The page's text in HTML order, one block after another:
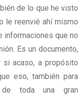
de lo que he visto
le reenvié ahí mismo
informaciones que no
Es un documento,
acaso, a propósito
eso, también para
de toda una gran